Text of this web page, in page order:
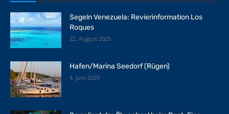
Segeln Venezuela: Revierinformation Los
Roques
22. August 2025
Hafen/Marina Seedorf (Rügen)
4. Juni 2020